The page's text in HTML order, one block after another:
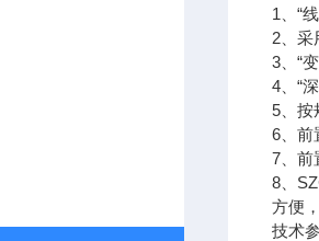
1、“
2、采
3、“
4、“
5、按
6、前
7、前
8、
方便
技术